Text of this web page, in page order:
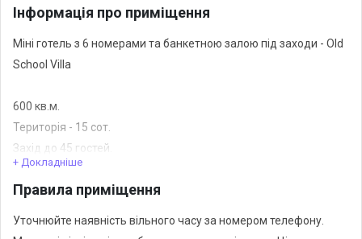
Інформація про приміщення
Міні готель з 6 номерами та банкетною залою під заходи - Old
School Villa
600 кв.м.
Територія - 15 сот.
Захід до 45 гостей.
22 спальних місць.
Оренда всієї локації.
+ Докладніше
Правила приміщення
Уточнюйте наявність вільного часу за номером телефону.